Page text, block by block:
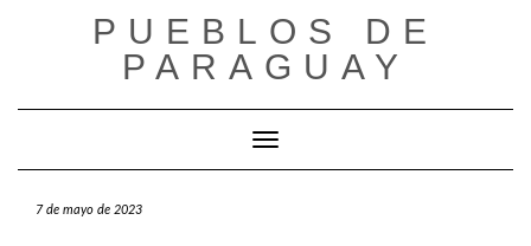
PUEBLOS DE
PARAGUAY
Cambiar modo de navegación
7 de mayo de 2023